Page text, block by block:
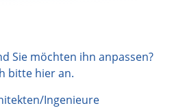
Sie möchten ihn anpassen?
bitte hieran.
Ingenieure